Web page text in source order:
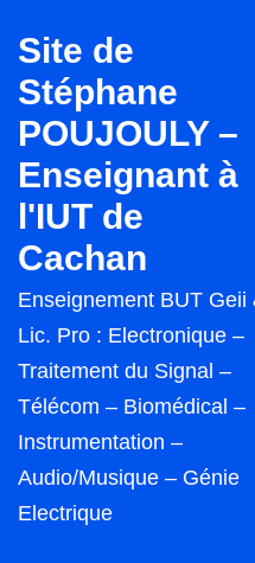
passer
au
contenu
principal
Site de
Stéphane
POUJOULY –
Enseignant à
l'IUT de
Cachan
Enseignement BUT Geii
Lic. Pro : Electronique –
Traitement du Signal –
Télécom – Biomédical –
Instrumentation –
Audio/Musique – Génie
Electrique